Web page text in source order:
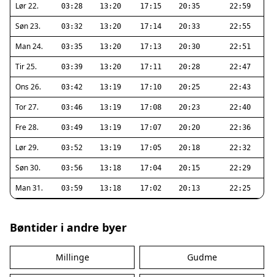
Lør 22. 03:28 13:20 17:15 20:35 22:59
Søn 23. 03:32 13:20 17:14 20:33 22:55
Man 24. 03:35 13:20 17:13 20:30 22:51
Tir 25. 03:39 13:20 17:11 20:28 22:47
Ons 26. 03:42 13:19 17:10 20:25 22:43
Tor 27. 03:46 13:19 17:08 20:23 22:40
Fre 28. 03:49 13:19 17:07 20:20 22:36
Lør 29. 03:52 13:19 17:05 20:18 22:32
Søn 30. 03:56 13:18 17:04 20:15 22:29
Man 31. 03:59 13:18 17:02 20:13 22:25
Bøntider i andre byer
Millinge Gudme